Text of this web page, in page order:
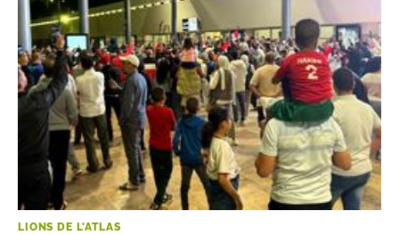
LIONS DE L'ATLAS